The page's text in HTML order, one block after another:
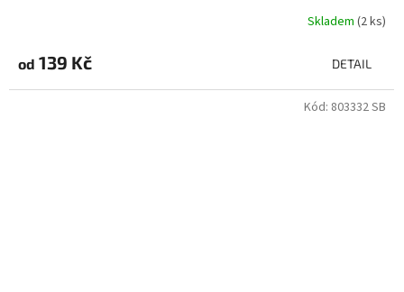
Skladem (2 ks)
od 139 Kč DETAIL
Kód: 803332 SB